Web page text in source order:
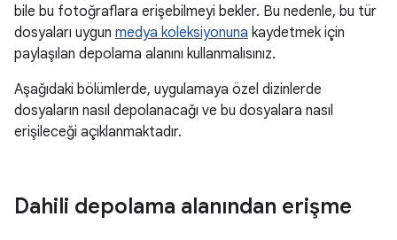
bile bu fotoğraflara erişebilmeyi bekler. Bu nedenle, bu tür
dosyaları uygun medya koleksiyonuna kaydetmek için
paylaşılan depolama alanını kullanmalısınız.
Aşağıdaki bölümlerde, uygulamaya özel dizinlerde
dosyaların nasıl depolanacağı ve bu dosyalara nasıl
erişileceği açıklanmaktadır.
Dahili depolama alanından erişme